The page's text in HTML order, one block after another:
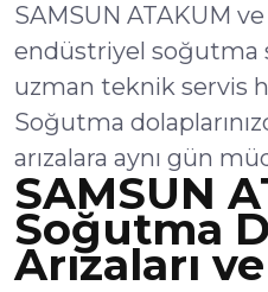
SAMSUN ATAKUM
endüstriyel soğutma
uzman teknik servis
Soğutma
arızalara aynı gün
SAMSUN
Soğutma
Arızaları